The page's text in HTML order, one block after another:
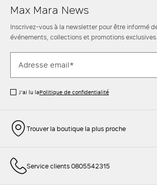
Max Mara News
Inscrivez-vous à la newsletter pour être informé
événements, collections et promotions exclusives.
J’ai lu laPolitique de confidentialité
Trouver la boutique la plus proche
Service clients 0805542315